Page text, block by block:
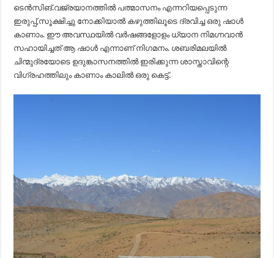
ടെൻസിങ്.വജ്രയാനത്തിൽ പത്മാസനം എന്നറിയപ്പെടുന്ന
ഇരുപ്പ്,സൂക്ഷിച്ചു നോക്കിയാൽ കഴുത്തിലൂടെ ദ്രവിച്ച ഒരു ഷാൾ
കാണാം. ഈ അവസ്ഥയിൽ വർഷങ്ങളോളം ധ്യാന നിമഗ്നവാൻ
സഹായിച്ചത് ആ ഷാൾ എന്നാണ് നിഗമനം. ശബരിമലയിൽ
ചിന്മുദ്രയോടെ ഉദുങ്കാസനത്തിൽ ഇരിക്കുന്ന ശാസ്താവിന്റെ
വിഗ്രഹത്തിലും കാണാം കാലിൽ ഒരു കെട്ട്.